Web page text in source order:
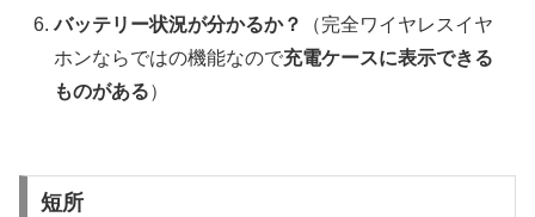
バッテリー状況が分かるか？
（完全ワイヤレスイヤ
ホンならではの機能なので充電ケースに表示できる
ものがある）
短所